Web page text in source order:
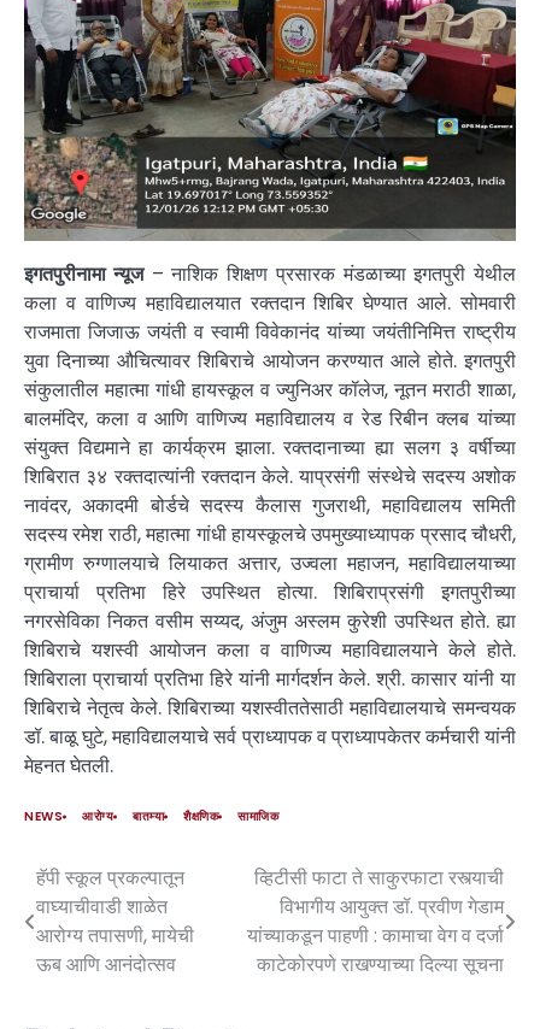
इगतपुरीनामा न्यूज– नाशिक शिक्षण प्रसारक मंडळाच्या इगतपुरी येथील
कला व वाणिज्य महाविद्यालयात रक्तदान शिबिर घेण्यात आले. सोमवारी
राजमाता जिजाऊ जयंती व स्वामी विवेकानंद यांच्या जयंतीनिमित्त राष्ट्रीय
युवा दिनाच्या औचित्यावर शिबिराचे आयोजन करण्यात आले होते. इगतपुरी
संकुलातील महात्मा गांधी हायस्कूल व ज्युनिअर कॉलेज, नूतन मराठी शाळा,
बालमंदिर, कला व आणि वाणिज्य महाविद्यालय व रेड रिबीन क्लब यांच्या
संयुक्त विद्यमाने हा कार्यक्रम झाला. रक्तदानाच्या ह्या सलग ३ वर्षीच्या
शिबिरात ३४ रक्तदात्यांनी रक्तदान केले. याप्रसंगी संस्थेचे सदस्य अशोक
नावंदर, अकादमी बोर्डचे सदस्य कैलास गुजराथी, महाविद्यालय समिती
सदस्य रमेश राठी, महात्मा गांधी हायस्कूलचे उपमुख्याध्यापक प्रसाद चौधरी,
ग्रामीण रुग्णालयाचे लियाकत अत्तार, उज्वला महाजन, महाविद्यालयाच्या
प्राचार्या प्रतिभा हिरे उपस्थित होत्या. शिबिराप्रसंगी इगतपुरीच्या
नगरसेविका निकत वसीम सय्यद, अंजुम अस्लम कुरेशी उपस्थित होते. ह्या
शिबिराचे यशस्वी आयोजन कला व वाणिज्य महाविद्यालयाने केले होते.
शिबिराला प्राचार्या प्रतिभा हिरे यांनी मार्गदर्शन केले. श्री. कासार यांनी या
शिबिराचे नेतृत्व केले. शिबिराच्या यशस्वीततेसाठी महाविद्यालयाचे समन्वयक
डॉ. बाळू घुटे, महाविद्यालयाचे सर्व प्राध्यापक व प्राध्यापकेतर कर्मचारी यांनी
मेहनत घेतली.
NEWS आरोग्य बातम्या शैक्षणिक सामाजिक
हॅपी स्कूल प्रकल्पातून
वाघ्याचीवाडी शाळेत
आरोग्य तपासणी, मायेची
ऊब आणि आनंदोत्सव
व्हिटीसी फाटा ते साकुरफाटा रस्त्याची
विभागीय आयुक्त डॉ. प्रवीण गेडाम
यांच्याकडून पाहणी : कामाचा वेग व दर्जा
काटेकोरपणे राखण्याच्या दिल्या सूचना